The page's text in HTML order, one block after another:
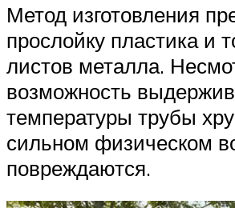
Метод изготовления
прослойку пластика и
листов металла.
возможность
температуры трубы
сильном физическом
повреждаются.